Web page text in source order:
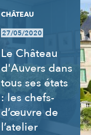
CHÂTEAU
27/05/2020
Le Château
d'Auvers dans
tous ses états
: les chefs-
d’œuvre de
l’atelier